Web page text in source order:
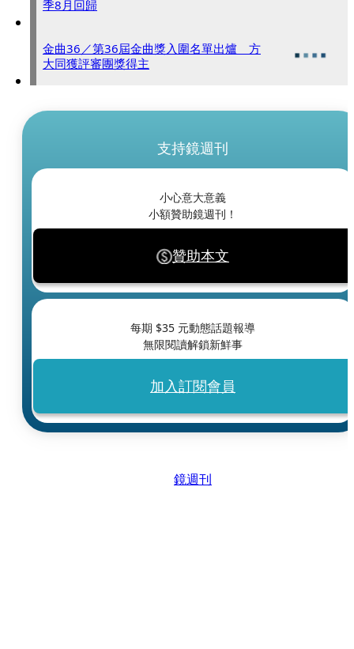
季8月回歸
金曲36／第36屆金曲獎入圍名單出爐 方
大同獲評審團獎得主
支持鏡週刊
小心意大意義
小額贊助鏡週刊！
贊助本文
每期 $35 元動態話題報導
無限閱讀解鎖新鮮事
加入訂閱會員
鏡週刊